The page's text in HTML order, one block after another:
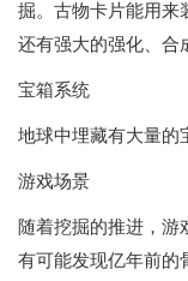
掘。古物卡片能用来
还有强大的强化、合
宝箱系统
地球中埋藏有大量的
游戏场景
随着挖掘的推进，游
有可能发现亿年前的